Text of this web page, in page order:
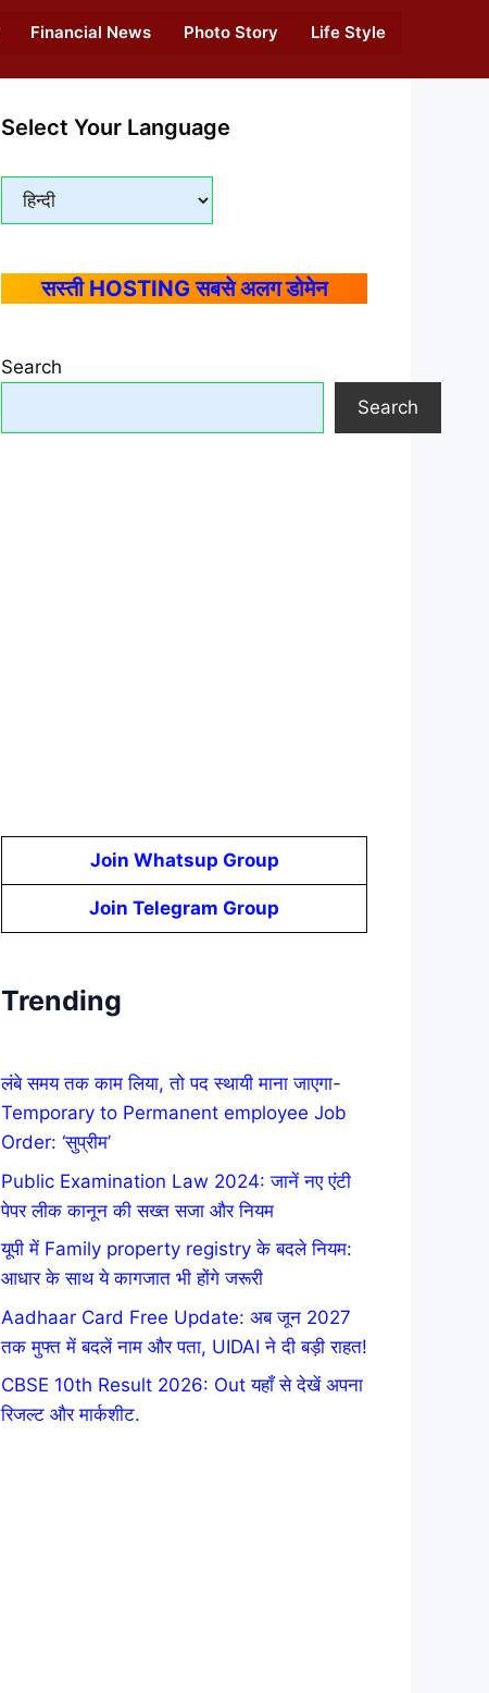
Financial News Photo Story Life Style
Select Your Language
सस्ती HOSTING सबसे अलग डोमेन
Search
Search
Join Whatsup Group
Join Telegram Group
Trending
लंबे समय तक काम लिया, तो पद स्थायी माना जाएगा-
Temporary to Permanent employee Job
Order: ‘सुप्रीम’
Public Examination Law 2024: जानें नए एंटी
पेपर लीक कानून की सख्त सजा और नियम
यूपी में Family property registry के बदले नियम:
आधार के साथ ये कागजात भी होंगे जरूरी
Aadhaar Card Free Update: अब जून 2027
तक मुफ्त में बदलें नाम और पता, UIDAI ने दी बड़ी राहत!
CBSE 10th Result 2026: Out यहाँ से देखें अपना
रिजल्ट और मार्कशीट.